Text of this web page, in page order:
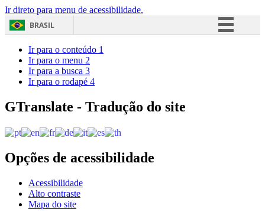
Ir direto para menu de acessibilidade.
BRASIL
Acesso à informação
Ir para o conteúdo 1
Ir para o menu 2
Ir para a busca 3
Ir para o rodapé 4
GTranslate - Tradução do site
Opções de acessibilidade
Acessibilidade
Alto contraste
Mapa do site